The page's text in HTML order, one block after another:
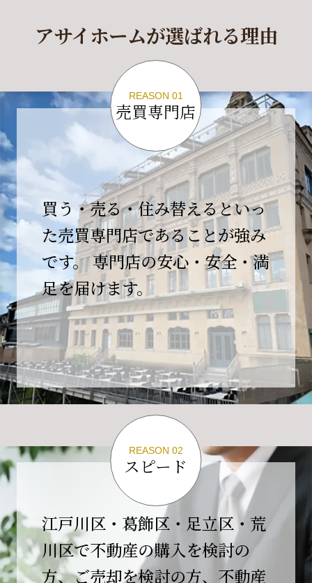
休業期間中に頂きましたお問い合わせにつきま
2026年5月7日(木)以降、順次対応させて頂きま
ご不便をおかけいたしますが、何卒ご理解の程
よろしくお願いいたします。
2026-04-17
【臨時休業のお知らせ】
平素より格別のご愛顧を賜り、誠にありがとう
ございます。
誠に勝手ながら、弊社開業10周年イベント開催
の為、
４月２６日(日)は臨時休業とさせていただきま
す。
これもひとえに皆様のご支援の賜物と、心より感謝申し上
げます。
ご不便をおかけしますが、何卒よろしくお願い
いたします。
翌日より通常営業いたします。
【開業10周年のご挨拶】
平素より格別のご高配を賜り、誠にありがとう
ございます。
おかげさまで当社は、2026年2月1日をもちまし
て開業10周年を迎えることができました。
アサイホームが選ばれる理由
REASON 01
売買専門店
買う・売る・住み替えるといっ
た売買専門店であることが強み
です。 専門店の安心・安全・満
足を届けます。
REASON 02
スピード
江戸川区・葛飾区・足立区・荒
川区で不動産の購入を検討の
方、ご売却を検討の方、不動産